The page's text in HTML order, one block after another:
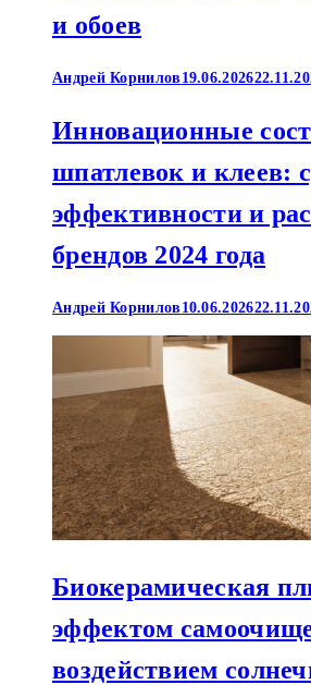
и обоев
Андрей Корнилов 19.06.2026
Инновационные
шпатлевок и клеев:
эффективности и
брендов 2024 года
Андрей Корнилов 10.06.2026
Биокерамическая
эффектом
воздействием